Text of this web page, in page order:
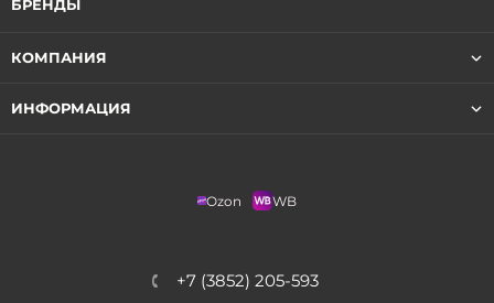
БРЕНДЫ
КОМПАНИЯ
ИНФОРМАЦИЯ
Ozon WB
+7 (3852) 205-593